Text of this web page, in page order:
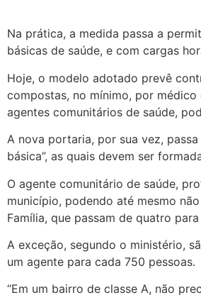
Na prática, a medida passa a
básicas de saúde, e com cargas
Hoje, o modelo adotado prevê
compostas, no mínimo, por
agentes comunitários de saúde,
A nova portaria, por sua vez,
básica”, as quais devem ser
O agente comunitário de saúde,
município, podendo até mesmo
Família, que passam de quatro para
A exceção, segundo o ministério,
um agente para cada 750 pessoas.
“Em um bairro de classe A, não